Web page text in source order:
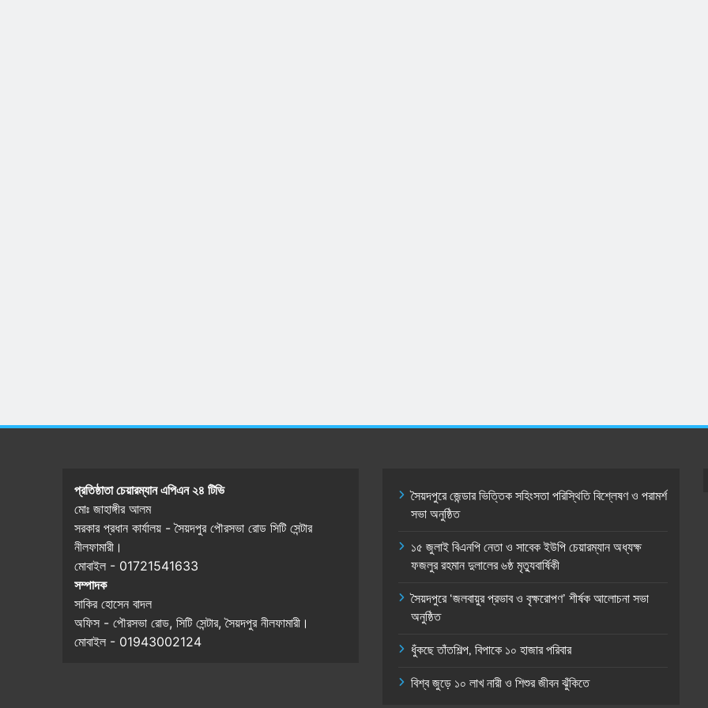
প্রতিষ্ঠাতা চেয়ারম্যান এপিএন ২৪ টিভি
মোঃ জাহাঙ্গীর আলম
সরকার প্রধান কার্যালয় - সৈয়দপুর পৌরসভা রোড সিটি সেন্টার
নীলফামারী।
মোবাইল - 01721541633
সম্পাদক
সাকির হোসেন বাদল
অফিস - পৌরসভা রোড, সিটি সেন্টার, সৈয়দপুর নীলফামারী।
মোবাইল - 01943002124
সৈয়দপুরে জেন্ডার ভিত্তিক সহিংসতা পরিস্থিতি বিশ্লেষণ ও পরামর্শ
সভা অনুষ্ঠিত
১৫ জুলাই বিএনপি নেতা ও সাবেক ইউপি চেয়ারম্যান অধ্যক্ষ
ফজলুর রহমান দুলালের ৬ষ্ঠ মৃত্যুবার্ষিকী
সৈয়দপুরে ‘জলবায়ুর প্রভাব ও বৃক্ষরোপণ’ শীর্ষক আলোচনা সভা
অনুষ্ঠিত
ধুঁকছে তাঁতশিল্প, বিপাকে ১০ হাজার পরিবার
বিশ্ব জুড়ে ১০ লাখ নারী ও শিশুর জীবন ঝুঁকিতে